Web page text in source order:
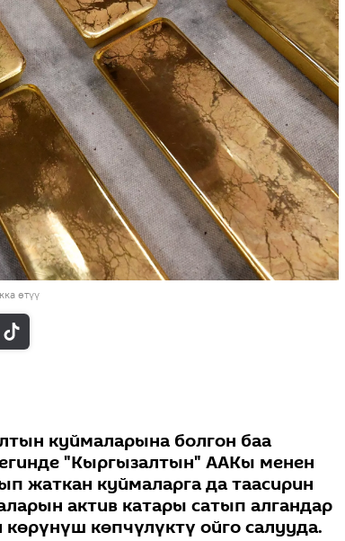
өтүү
куймаларына болгон баа
"Кыргызалтын" ААКы менен
жаткан куймаларга да таасирин
актив катары сатып алгандар
көпчүлүктү ойго салууда.